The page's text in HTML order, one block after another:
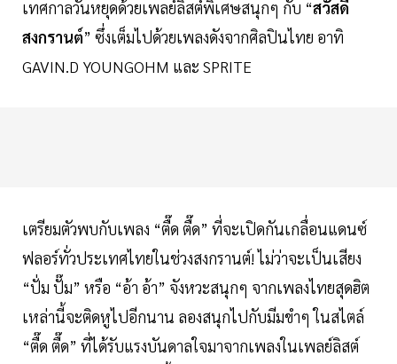
เทศกาลวันหยุดด้วยเพลย์ลิสต์พิเศษสนุกๆ กับ “สวัสดี
สงกรานต์” ซึ่งเต็มไปด้วยเพลงดังจากศิลปินไทย อาทิ
GAVIN.D YOUNGOHM และ SPRITE
เตรียมตัวพบกับเพลง “ตื๊ด ตื๊ด” ที่จะเปิดกันเกลื่อนแดนซ์
ฟลอร์ทั่วประเทศไทยในช่วงสงกรานต์! ไม่ว่าจะเป็นเสียง
“ปั่ม ปั๊ม” หรือ “อ้า อ้า” จังหวะสนุกๆ จากเพลงไทยสุดฮิต
เหล่านี้จะติดหูไปอีกนาน ลองสนุกไปกับมีมขำๆ ในสไตล์
“ตื๊ด ตื๊ด” ที่ได้รับแรงบันดาลใจมาจากเพลงในเพลย์ลิสต์